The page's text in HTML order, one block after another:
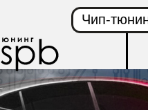
Чип-